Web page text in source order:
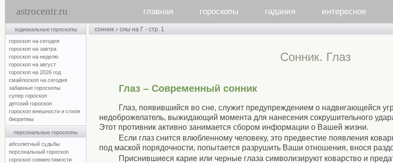
astrocentr.ru главная гороскопы гадания интересное
зодиакальные гороскопы
гороскоп на сегодня
гороскоп на завтра
гороскоп на неделю
гороскоп на август
гороскоп на 2026 год
смайлоскоп на сегодня
забавные гороскопы
супер гороскоп
детский гороскоп
гороскоп внешности и стиля
биоритмы
персональные гороскопы
абсолютный судьбы
персональный гороскоп
гороскоп совместимости
сонник › сны на Г - стр. 1
Cонник. Глаз
Глаз – Современный сонник
Глаз, появившийся во сне, служит предупреждением о надвигающейся
недоброжелатель, выжидающий момента для нанесения сокрушительного
Этот противник активно занимается сбором информации о Вашей жизни.
Если глаз снится влюбленному человеку, это предвестие появления
под маской порядочности, попытается разрушить Ваши отношения, внося
Приснившиеся карие или черные глаза символизируют коварство и